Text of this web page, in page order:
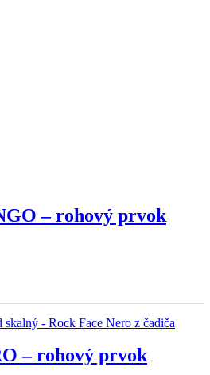
– rohový prvok
– rohový prvok